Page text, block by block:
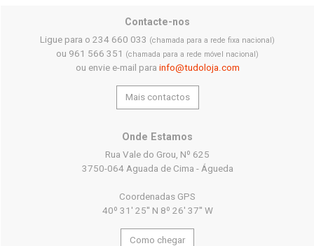
Contacte-nos
Ligue para o 234 660 033 (chamada para a rede fixa nacional)
ou 961 566 351 (chamada para a rede móvel nacional)
ou envie e-mail para info@tudoloja.com
Mais contactos
Onde Estamos
Rua Vale do Grou, Nº 625
3750-064 Aguada de Cima - Águeda
Coordenadas GPS
40º 31' 25'' N 8º 26' 37'' W
Como chegar